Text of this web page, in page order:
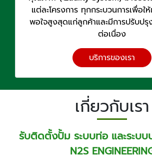
แต่ละโครงการ ทุกกระบวนการเพื่อใ
พอใจสูงสุดแก่ลูกค้าและมีการปรับป
ต่อเนื่อง
บริการของเรา
เกี่ยวกับเรา
รับติดตั้งปั้ม ระบบท่อ และระบบ
N2S